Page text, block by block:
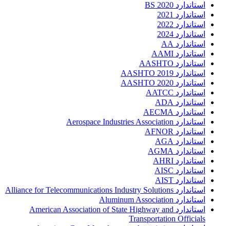
استاندارد 2020 BS
استاندارد 2021
استاندارد 2022
استاندارد 2024
استاندارد AA
استاندارد AAMI
استاندارد AASHTO
استاندارد AASHTO 2019
استاندارد AASHTO 2020
استاندارد AATCC
استاندارد ADA
استاندارد AECMA
استاندارد Aerospace Industries Association
استاندارد AFNOR
استاندارد AGA
استاندارد AGMA
استاندارد AHRI
استاندارد AISC
استاندارد AIST
استاندارد Alliance for Telecommunications Industry Solutions
استاندارد Aluminum Association
استاندارد American Association of State Highway and
Transportation Officials